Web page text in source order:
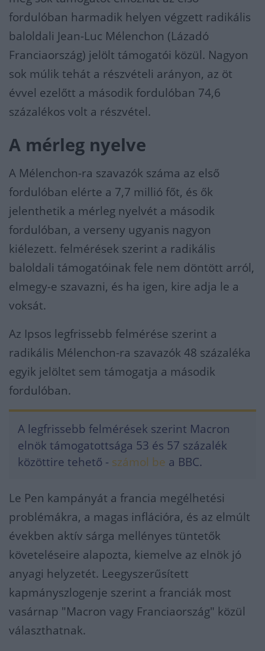
fordulóban harmadik helyen végzett radikális
baloldali Jean-Luc Mélenchon (Lázadó
Franciaország) jelölt támogatói közül. Nagyon
sok múlik tehát a részvételi arányon, az öt
évvel ezelőtt a második fordulóban 74,6
százalékos volt a részvétel.
A mérleg nyelve
A Mélenchon-ra szavazók száma az első
fordulóban elérte a 7,7 millió főt, és ők
jelenthetik a mérleg nyelvét a második
fordulóban, a verseny ugyanis nagyon
kiélezett. felmérések szerint a radikális
baloldali támogatóinak fele nem döntött arról,
elmegy-e szavazni, és ha igen, kire adja le a
voksát.
Az Ipsos legfrissebb felmérése szerint a
radikális Mélenchon-ra szavazók 48 százaléka
egyik jelöltet sem támogatja a második
fordulóban.
A legfrissebb felmérések szerint Macron
elnök támogatottsága 53 és 57 százalék
közöttire tehető - számol be a BBC.
Le Pen kampányát a francia megélhetési
problémákra, a magas inflációra, és az elmúlt
években aktív sárga mellényes tüntetők
követeléseire alapozta, kiemelve az elnök jó
anyagi helyzetét. Leegyszerűsített
kapmányszlogenje szerint a franciák most
vasárnap "Macron vagy Franciaország" közül
választhatnak.